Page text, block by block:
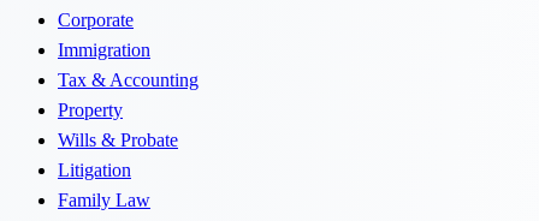
Corporate
Immigration
Tax & Accounting
Property
Wills & Probate
Litigation
Family Law